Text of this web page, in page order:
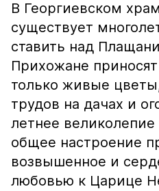
В Георгиевском
существует
ставить над
Прихожане
только живые
трудов на дачах и
летнее
общее настроение
возвышенное и
любовью к Царице